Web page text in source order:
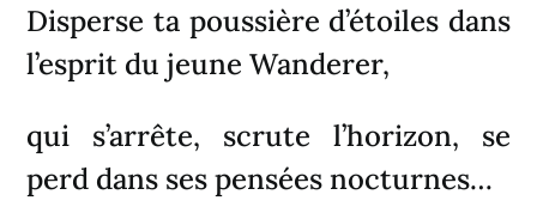
Disperse ta poussière d’étoiles dans
l’esprit du jeune Wanderer,
qui s’arrête, scrute l’horizon, se
perd dans ses pensées nocturnes…